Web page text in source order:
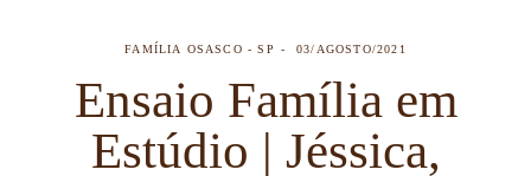
FAMÍLIA OSASCO - SP 03/AGOSTO/2021
Ensaio Família em
Estúdio | Jéssica,